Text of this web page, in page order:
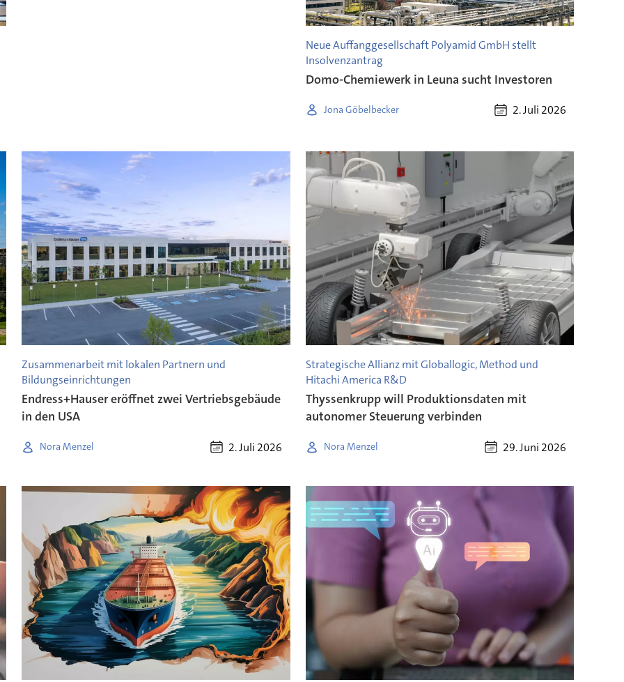
Neue Auffanggesellschaft Polyamid GmbH stellt
Insolvenzantrag
Domo-Chemiewerk in Leuna sucht Investoren
Jona Göbelbecker 2. Juli 2026
Zusammenarbeit mit lokalen Partnern und
Bildungseinrichtungen
Endress+Hauser eröffnet zwei Vertriebsgebäude
in den USA
Nora Menzel 2. Juli 2026
Strategische Allianz mit Globallogic, Method und
Hitachi America R&D
Thyssenkrupp will Produktionsdaten mit
autonomer Steuerung verbinden
Nora Menzel 29. Juni 2026